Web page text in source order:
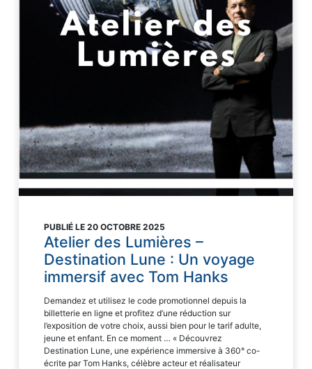
PUBLIÉ LE 20 OCTOBRE 2025
Atelier des Lumières –
Destination Lune : Un voyage
immersif avec Tom Hanks
Demandez et utilisez le code promotionnel depuis la
billetterie en ligne et profitez d’une réduction sur
l’exposition de votre choix, aussi bien pour le tarif adulte,
jeune et enfant. En ce moment … « Découvrez
Destination Lune, une expérience immersive à 360° co-
écrite par Tom Hanks, célèbre acteur et réalisateur